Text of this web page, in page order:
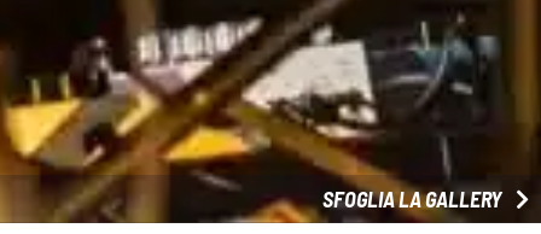
SFOGLIA LA GALLERY